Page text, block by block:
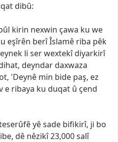
dibû:
kirin nexwin çawa ku we
eşîrên berîÎslamê riba pêk
li serwextekî diyarkirî
deyndar daxwaza
'Deynê min bide paş, ez
e ribaya ku duqat û çend
yêsade bifikirî, ji bo
dê nêzikî23,000salî